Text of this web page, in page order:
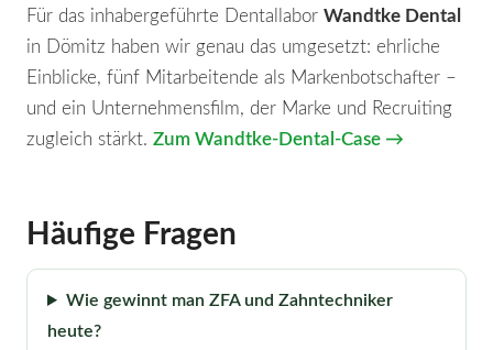
Für das inhabergeführte Dentallabor Wandtke Dental
in Dömitz haben wir genau das umgesetzt: ehrliche
Einblicke, fünf Mitarbeitende als Markenbotschafter –
und ein Unternehmensfilm, der Marke und Recruiting
zugleich stärkt. Zum Wandtke-Dental-Case →
Häufige Fragen
Wie gewinnt man ZFA und Zahntechniker
heute?